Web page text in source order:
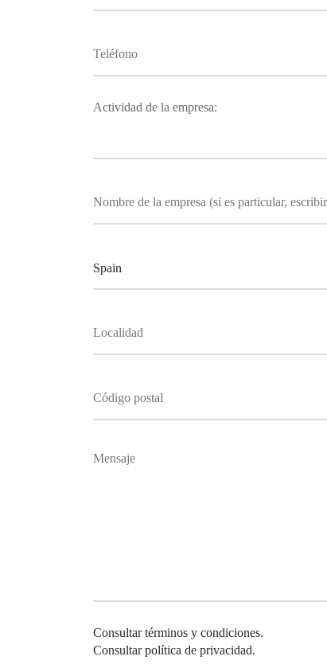
Actividad de la empresa:
Consultar términos y condiciones.
Consultar política de privacidad.